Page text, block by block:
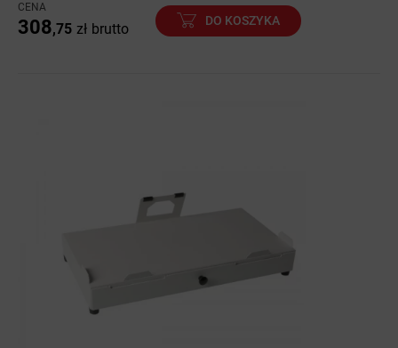
CENA
308,75 zł brutto
DO KOSZYKA